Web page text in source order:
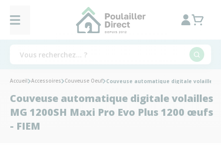
Accueil Accessoires Couveuse Oeuf Couveuse automatique digitale volailles
Couveuse automatique digitale volailles
MG 1200SH Maxi Pro Evo Plus 1200 œufs
- FIEM